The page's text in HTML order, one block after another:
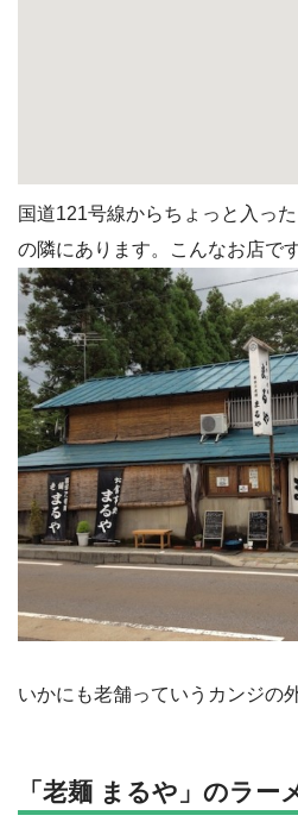
国道121号線からちょっと入っ
の隣にあります。こんなお店です
いかにも老舗っていうカンジの
「老麺 まるや」のラー